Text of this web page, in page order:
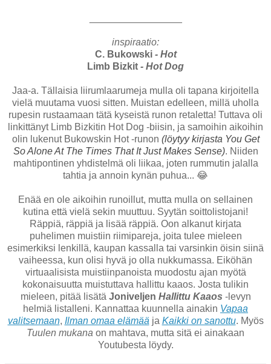
inspiraatio:
C. Bukowski- Hot
Limb Bizkit - Hot Dog
Jaa-a. Tällaisia liirumlaarumeja mulla oli tapana kirjoitella
vielä muutama vuosi sitten. Muistan edelleen, millä uholla
rupesin rustaamaan tätä kyseistä runon retaletta! Tuttava oli
linkittänyt Limb Bizkitin Hot Dog -biisin, ja samoihin aikoihin
olin lukenut Bukowskin Hot -runon (löytyy kirjasta You Get
So Alone At The Times That It Just Makes Sense). Niiden
mahtipontinen yhdistelmä oli liikaa, joten rummutin jalalla
tahtia ja annoin kynän puhua... 😂
Enää en ole aikoihin runoillut, mutta mulla on sellainen
kutina että vielä sekin muuttuu. Syytän soittolistojani!
Räppiä, räppiä ja lisää räppiä. Oon alkanut kirjata
puhelimen muistiin riimipareja, joita tulee mieleen
esimerkiksi lenkillä, kaupan kassalla tai varsinkin öisin siinä
vaiheessa, kun olisi hyvä jo olla nukkumassa. Eiköhän
virtuaalisista muistiinpanoista muodostu ajan myötä
kokonaisuutta muistuttava hallittu kaaos. Josta tulikin
mieleen, pitää lisätä Joniveljen Hallittu Kaaos -levyn
helmiä listalleni. Kannattaa kuunnella ainakin Vapaa
valitsemaan, Ilman omaa elämää ja Kaikki on sanottu. Myös
Tuulen mukana on mahtava, mutta sitä ei ainakaan
Youtubesta löydy.